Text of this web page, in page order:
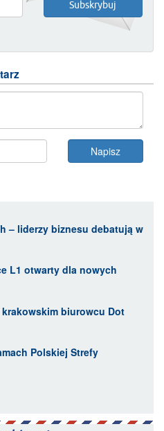
– liderzy biznesu debatują w
L1 otwarty dla nowych
biurowcu Dot
Polskiej Strefy